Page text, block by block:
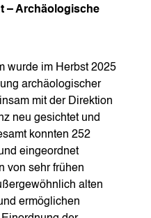
– Archäologische
wurde im Herbst 2025
archäologischer
mit der Direktion
neu gesichtet und
konnten 252
eingeordnet
von sehr frühen
alten
ermöglichen